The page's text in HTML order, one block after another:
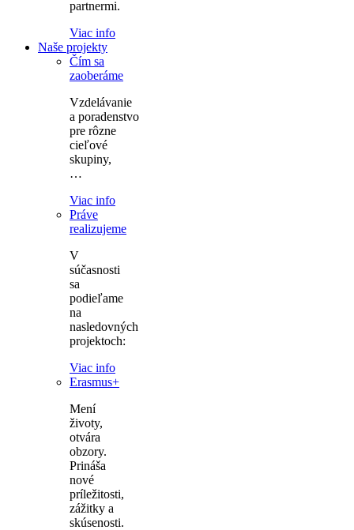
partnermi.
Viac info
Naše projekty
Čím sa
zaoberáme
Vzdelávanie
a poradenstvo
pre rôzne
cieľové
skupiny,
…
Viac info
Práve
realizujeme
V
súčasnosti
sa
podieľame
na
nasledovných
projektoch:
Viac info
Erasmus+
Mení
životy,
otvára
obzory.
Prináša
nové
príležitosti,
zážitky a
skúsenosti.